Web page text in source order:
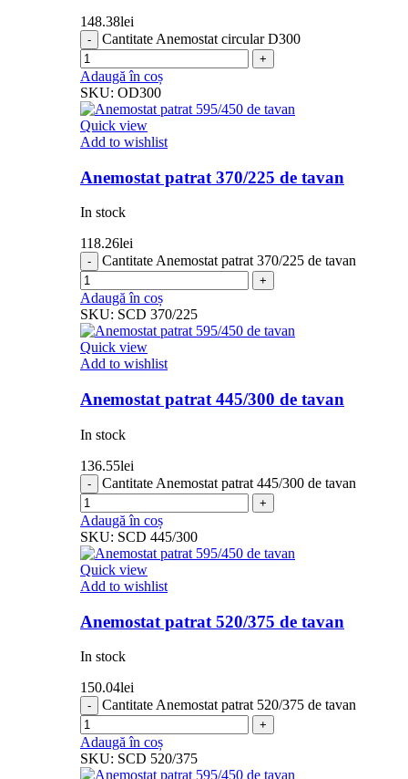
148.38lei
Cantitate Anemostat circular D300
Adaugă în coș
SKU: OD300
Quick view
Add to wishlist
Anemostat patrat 370/225 de tavan
In stock
118.26lei
Cantitate Anemostat patrat 370/225 de tavan
Adaugă în coș
SKU: SCD 370/225
Quick view
Add to wishlist
Anemostat patrat 445/300 de tavan
In stock
136.55lei
Cantitate Anemostat patrat 445/300 de tavan
Adaugă în coș
SKU: SCD 445/300
Quick view
Add to wishlist
Anemostat patrat 520/375 de tavan
In stock
150.04lei
Cantitate Anemostat patrat 520/375 de tavan
Adaugă în coș
SKU: SCD 520/375